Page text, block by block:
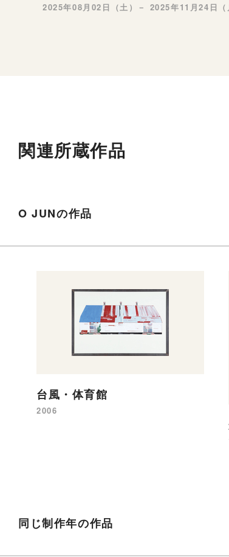
2025年08月02日（土）－ 2025年11月24日（
関連所蔵作品
O JUNの作品
台風・体育館
2006
同じ制作年の作品